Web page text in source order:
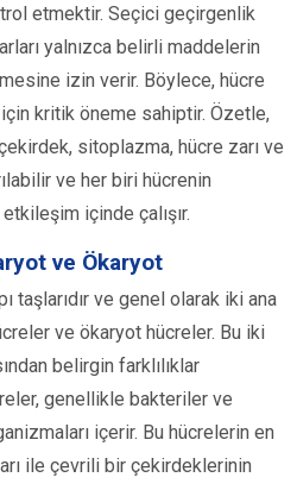
etmektir. Seçici geçirgenlik
yalnızca belirli maddelerin
izin verir. Böylece, hücre
kritik öneme sahiptir. Özetle,
sitoplazma, hücre zarı ve
ve her biri hücrenin
içinde çalışır.
ve Ökaryot
taşlarıdır ve genel olarak iki ana
ve ökaryot hücreler. Bu iki
belirgin farklılıklar
genellikle bakteriler ve
içerir. Bu hücrelerin en
ile çevrili bir çekirdeklerinin